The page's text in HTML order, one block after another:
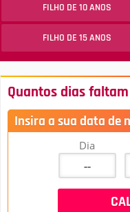
FILHO DE 10 ANOS
FILHO DE 15 ANOS
Quantos dias
Insira a sua data de
Dia